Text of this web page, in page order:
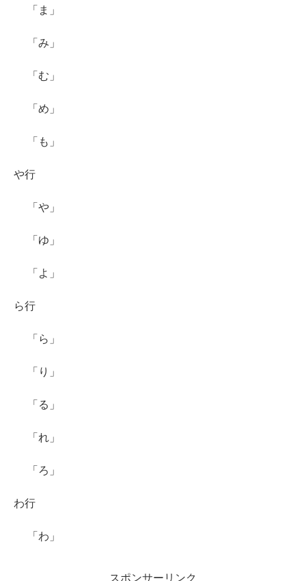
「ま」
「み」
「む」
「め」
「も」
や行
「や」
「ゆ」
「よ」
ら行
「ら」
「り」
「る」
「れ」
「ろ」
わ行
「わ」
スポンサーリンク